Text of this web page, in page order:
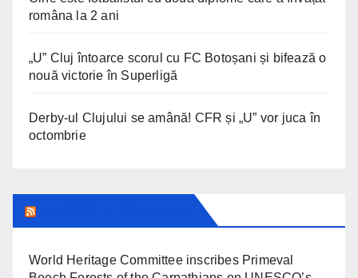
româna la 2 ani
„U” Cluj întoarce scorul cu FC Botoșani și bifează o
nouă victorie în Superligă
Derby-ul Clujului se amână! CFR și „U” vor juca în
octombrie
World Heritage Committee inscribes Primeval